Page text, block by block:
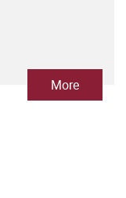
More